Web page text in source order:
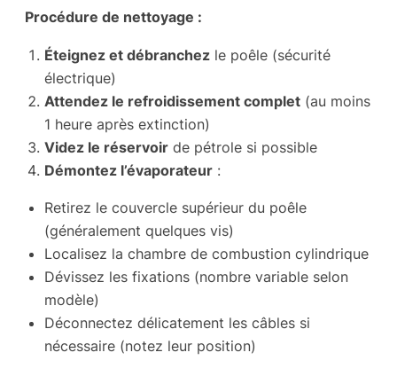
Procédure de nettoyage :
Éteignez et débranchez le poêle (sécurité
électrique)
Attendez le refroidissement complet (au moins
1 heure après extinction)
Videz le réservoir de pétrole si possible
Démontez l’évaporateur :
Retirez le couvercle supérieur du poêle
(généralement quelques vis)
Localisez la chambre de combustion cylindrique
Dévissez les fixations (nombre variable selon
modèle)
Déconnectez délicatement les câbles si
nécessaire (notez leur position)